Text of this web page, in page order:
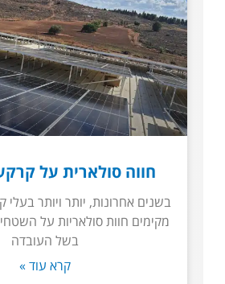
חווה סולארית על
בשנים אחרונות, יותר ויותר בעלי
מקימים חוות סולאריות על
בשל העובדה
קרא עוד »